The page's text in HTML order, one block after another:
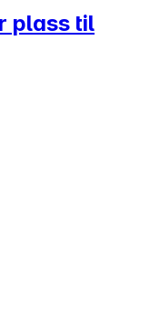
plass til